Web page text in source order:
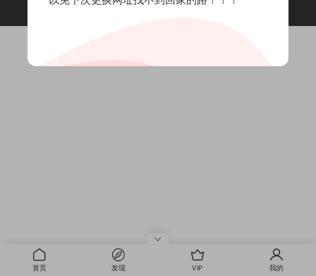
首页 发现 VIP 我的